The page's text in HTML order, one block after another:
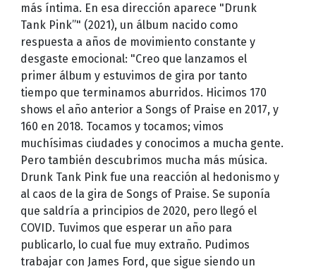
más íntima. En esa dirección aparece "Drunk
Tank Pink”" (2021), un álbum nacido como
respuesta a años de movimiento constante y
desgaste emocional: "Creo que lanzamos el
primer álbum y estuvimos de gira por tanto
tiempo que terminamos aburridos. Hicimos 170
shows el año anterior a Songs of Praise en 2017, y
160 en 2018. Tocamos y tocamos; vimos
muchísimas ciudades y conocimos a mucha gente.
Pero también descubrimos mucha más música.
Drunk Tank Pink fue una reacción al hedonismo y
al caos de la gira de Songs of Praise. Se suponía
que saldría a principios de 2020, pero llegó el
COVID. Tuvimos que esperar un año para
publicarlo, lo cual fue muy extraño. Pudimos
trabajar con James Ford, que sigue siendo un